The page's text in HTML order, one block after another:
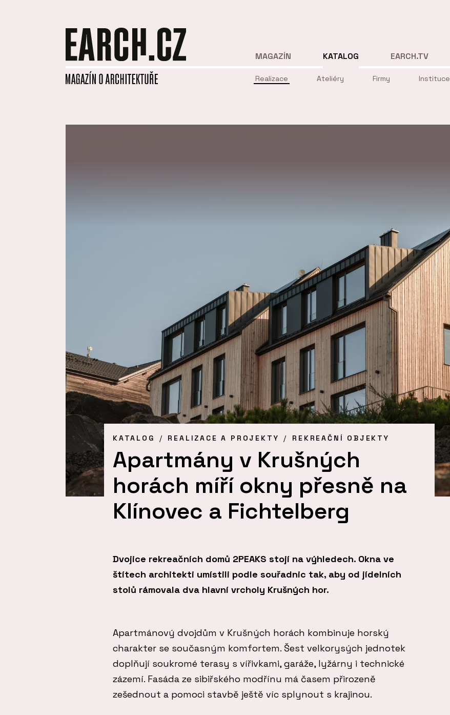
MAGAZÍN KATALOG
Realizace Ateliéry Firmy Instituce
EARCH.TV
KATALOG REALIZACE A PROJEKTY REKREAČNÍ OBJEKTY
Apartmány v Krušných
horách míří okny přesně na
Klínovec a Fichtelberg
Dvojice rekreačních domů 2PEAKS stojí na výhledech. Okna ve
štítech architekti umístili podle souřadnic tak, aby od jídelních
stolů rámovala dva hlavní vrcholy Krušných hor.
Apartmánový dvojdům v Krušných horách kombinuje horský
charakter se současným komfortem. Šest velkorysých jednotek
doplňují soukromé terasy s vířivkami, garáže, lyžárny i technické
zázemí. Fasáda ze sibiřského modřínu má časem přirozeně
zešednout a pomoci stavbě ještě víc splynout s krajinou.